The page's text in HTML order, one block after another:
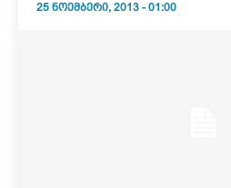
25 ᲜᲝᲔᲛᲑᲔᲠᲘ, 2013 - 01:00